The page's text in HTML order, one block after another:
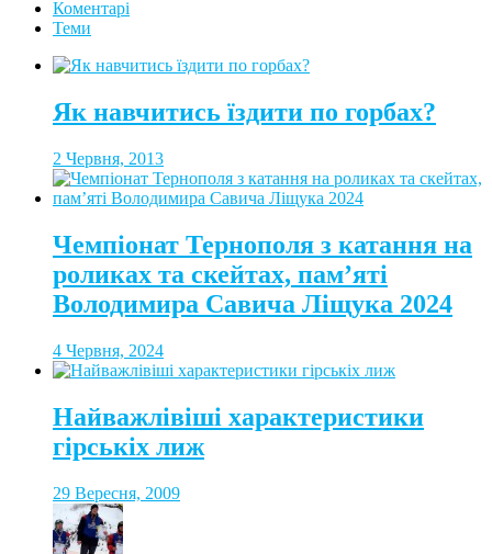
Коментарі
Теми
Як навчитись їздити по горбах?
2 Червня, 2013
Чемпіонат Тернополя з катання на
роликах та скейтах, пам’яті
Володимира Савича Ліщука 2024
4 Червня, 2024
Найважлівіші характеристики
гірськіх лиж
29 Вересня, 2009